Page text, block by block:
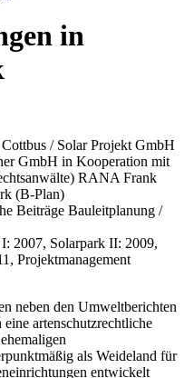
in
/ Solar Projekt GmbH
GmbH in Kooperation mit
RANA Frank
(B-Plan)
Beiträge Bauleitplanung /
2007, Solarpark II: 2009,
Projektmanagement
neben den Umweltberichten
artenschutzrechtliche
als Weideland für
entwickelt